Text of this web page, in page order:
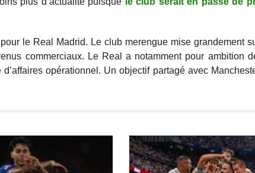
le Real Madrid. Le club merengue mise grandement
commerciaux. Le Real a notamment pour ambition
opérationnel. Un objectif partagé avec